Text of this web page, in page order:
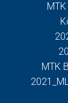
MTK